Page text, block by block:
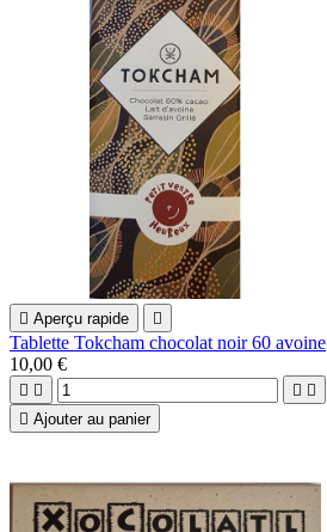
 Aperçu rapide 
Tablette Tokcham chocolat noir 60 avoine
10,00 €
   
 Ajouter au panier